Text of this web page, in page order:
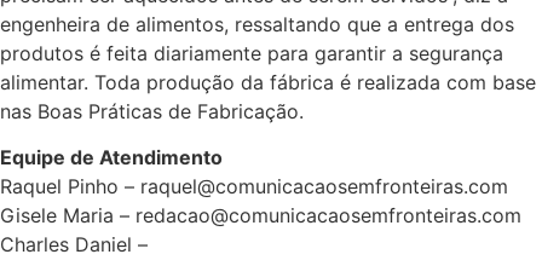
engenheira de alimentos, ressaltando que a entrega dos
produtos é feita diariamente para garantir a segurança
alimentar. Toda produção da fábrica é realizada com base
nas Boas Práticas de Fabricação.
Equipe de Atendimento
Raquel Pinho – raquel@comunicacaosemfronteiras.com
Gisele Maria – redacao@comunicacaosemfronteiras.com
Charles Daniel –